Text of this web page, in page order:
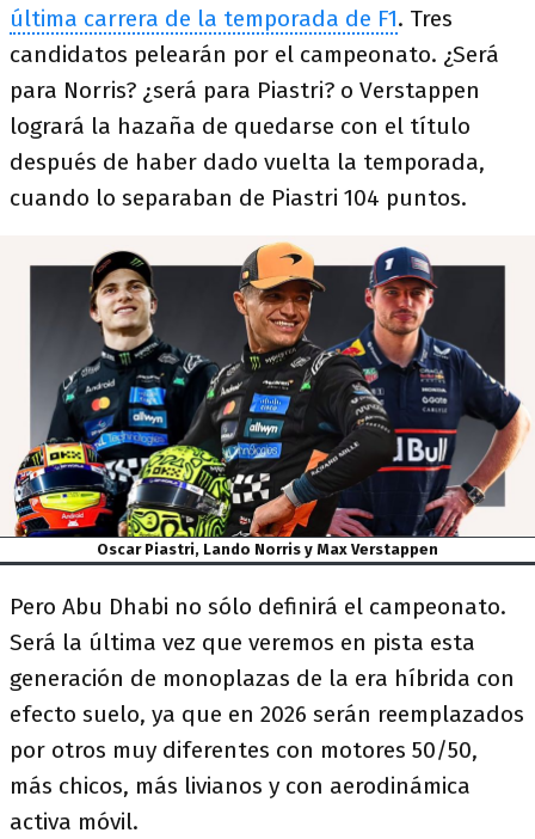
última carrera de la temporada de F1. Tres
candidatos pelearán por el campeonato. ¿Será
para Norris? ¿será para Piastri? o Verstappen
logrará la hazaña de quedarse con el título
después de haber dado vuelta la temporada,
cuando lo separaban de Piastri 104 puntos.
Oscar Piastri, Lando Norris y Max Verstappen
Pero Abu Dhabi no sólo definirá el campeonato.
Será la última vez que veremos en pista esta
generación de monoplazas de la era híbrida con
efecto suelo, ya que en 2026 serán reemplazados
por otros muy diferentes con motores 50/50,
más chicos, más livianos y con aerodinámica
activa móvil.